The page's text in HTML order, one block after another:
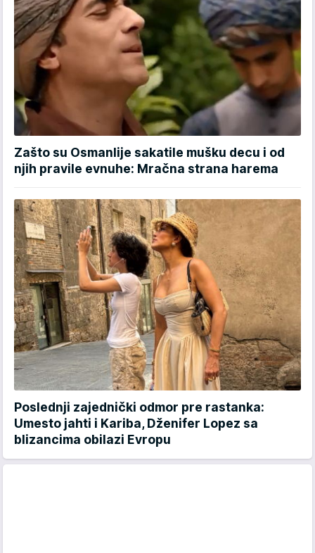
Zašto su Osmanlije sakatile mušku decu i od
njih pravile evnuhe: Mračna strana harema
Poslednji zajednički odmor pre rastanka:
Umesto jahti i Kariba, Dženifer Lopez sa
blizancima obilazi Evropu